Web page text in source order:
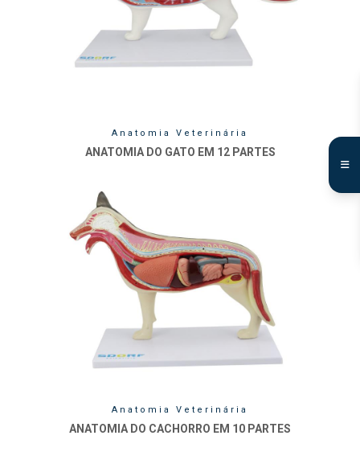
Anatomia Veterinária
ANATOMIA DO GATO EM 12 PARTES
Anatomia Veterinária
ANATOMIA DO CACHORRO EM 10 PARTES